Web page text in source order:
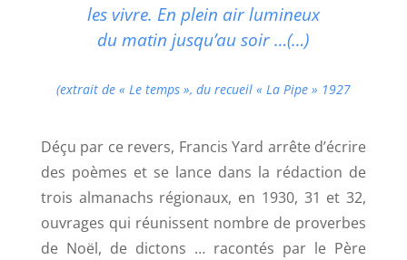
les vivre. En plein air lumineux
du matin jusqu’au soir …(…)
(extrait de « Le temps », du recueil « La Pipe » 1927
Déçu par ce revers, Francis Yard arrête d’écrire
des poèmes et se lance dans la rédaction de
trois almanachs régionaux, en 1930, 31 et 32,
ouvrages qui réunissent nombre de proverbes
de Noël, de dictons … racontés par le Père